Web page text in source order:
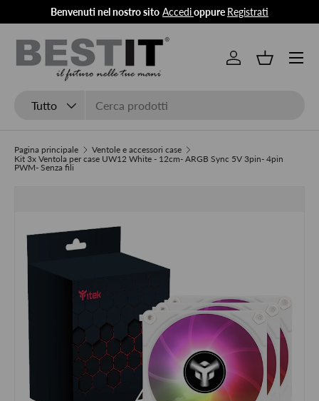
Passa ai contenuti
Benvenuti nel nostro sito Accedioppure Registrati
Tutto
AccediCestino
Menu
Pagina principale
Ventole e accessori case
Kit 3x Ventola per case UW12 White - 12cm- ARGB Sync 5V 3pin- 4pin
PWM- Senza fili